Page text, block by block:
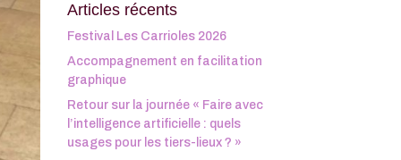
Articles récents
Festival Les Carrioles 2026
Accompagnement en facilitation
graphique
Retour sur la journée « Faire avec
l’intelligence artificielle : quels
usages pour les tiers-lieux ? »